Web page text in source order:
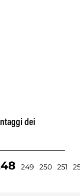
dei
249 250 251